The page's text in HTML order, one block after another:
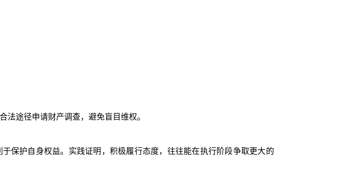
途径申请财产调查，避免盲目维权。
护自身权益。实践证明，积极履行态度，往往能在执行阶段争取更大的